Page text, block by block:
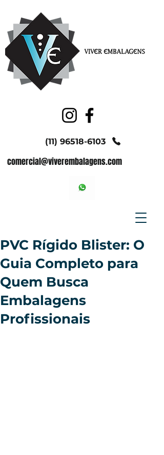
(11) 96518-6103
comercial@viverembalagens.com
PVC Rígido Blister: O
Guia Completo para
Quem Busca
Embalagens
Profissionais